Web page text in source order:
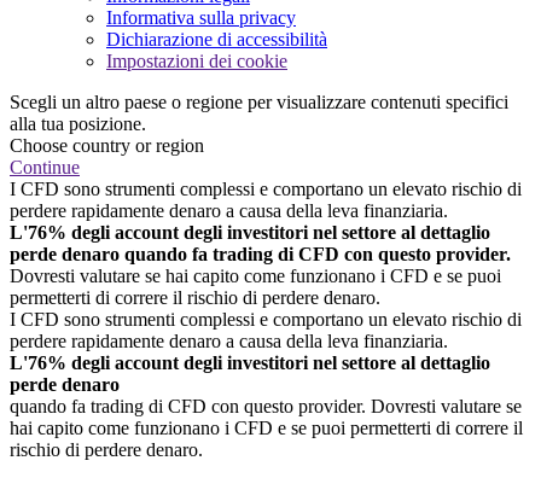
Informativa sulla privacy
Dichiarazione di accessibilità
Impostazioni dei cookie
Scegli un altro paese o regione per visualizzare contenuti specifici
alla tua posizione.
Choose country or region
Continue
I CFD sono strumenti complessi e comportano un elevato rischio di
perdere rapidamente denaro a causa della leva finanziaria.
L'76% degli account degli investitori nel settore al dettaglio
perde denaro quando fa trading di CFD con questo provider.
Dovresti valutare se hai capito come funzionano i CFD e se puoi
permetterti di correre il rischio di perdere denaro.
I CFD sono strumenti complessi e comportano un elevato rischio di
perdere rapidamente denaro a causa della leva finanziaria.
L'76% degli account degli investitori nel settore al dettaglio
perde denaro
quando fa trading di CFD con questo provider. Dovresti valutare se
hai capito come funzionano i CFD e se puoi permetterti di correre il
rischio di perdere denaro.